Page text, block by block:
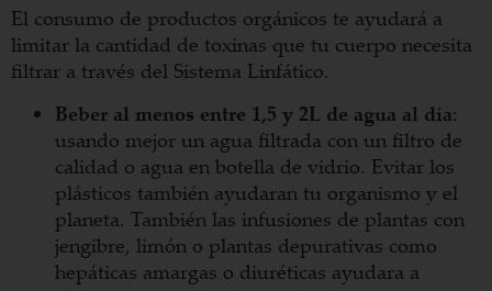
El consumo de productos orgánicos te ayudará a
limitar la cantidad de toxinas que tu cuerpo necesita
filtrar a través del Sistema Linfático.
Beber al menos entre 1,5 y 2L de agua al día:
usando mejor un agua filtrada con un filtro de
calidad o agua en botella de vidrio. Evitar los
plásticos también ayudaran tu organismo y el
planeta. También las infusiones de plantas con
jengibre, limón o plantas depurativas como
hepáticas amargas o diuréticas ayudara a